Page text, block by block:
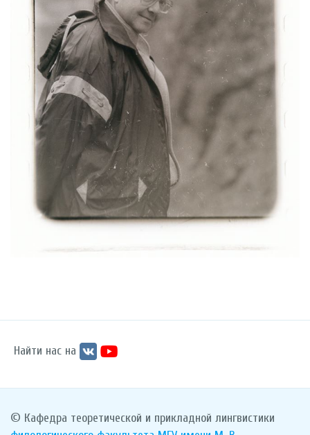
Найти нас на
© Кафедра теоретической и прикладной лингвистики